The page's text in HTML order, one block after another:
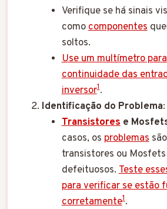
Verifique se há sinais
comocomponentes
soltos.
Use um multímetro
continuidade das
inversor1.
Identificação do Problema:
Transistorese
casos, os problemas
transistores ou Mosfets
defeituosos.Teste
para verificar se estão
corretamente1.